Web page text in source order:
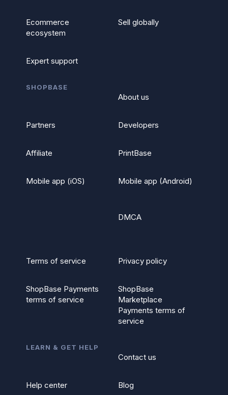
Ecommerce
ecosystem
Sell globally
Expert support
SHOPBASE
About us
Partners Developers
Affiliate PrintBase
Mobile app (iOS) Mobile app (Android)
DMCA
Terms of service Privacy policy
ShopBase Payments
terms of service
ShopBase
Marketplace
Payments terms of
service
LEARN & GET HELP
Contact us
Help center Blog